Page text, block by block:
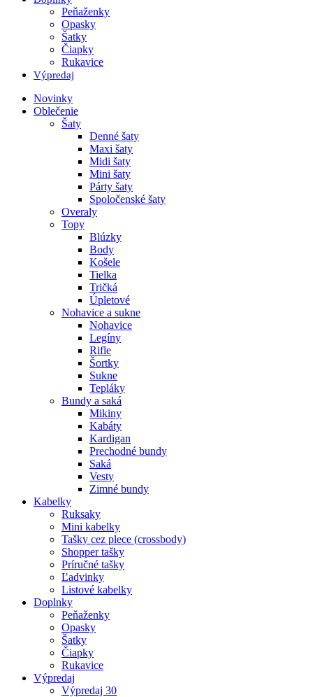
Peňaženky
Opasky
Šatky
Čiapky
Rukavice
Výpredaj
Novinky
Oblečenie
Šaty
Denné šaty
Maxi šaty
Midi šaty
Mini šaty
Párty šaty
Spoločenské šaty
Overaly
Topy
Blúzky
Body
Košele
Tielka
Tričká
Úpletové
Nohavice a sukne
Nohavice
Legíny
Rifle
Šortky
Sukne
Tepláky
Bundy a saká
Mikiny
Kabáty
Kardigan
Prechodné bundy
Saká
Vesty
Zimné bundy
Kabelky
Ruksaky
Mini kabelky
Tašky cez plece (crossbody)
Shopper tašky
Príručné tašky
Ľadvinky
Listové kabelky
Doplnky
Peňaženky
Opasky
Šatky
Čiapky
Rukavice
Výpredaj
Výpredaj 30